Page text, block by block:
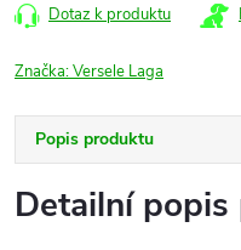
Dotaz k produktu
Značka:Versele Laga
Popis produktu
Detailní